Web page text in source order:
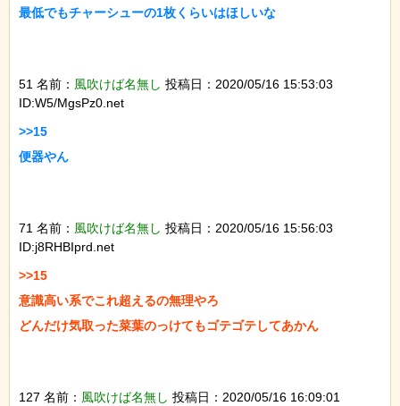
最低でもチャーシューの1枚くらいはほしいな
51 名前： 風吹けば名無し 投稿日：2020/05/16 15:53:03
ID:W5/MgsPz0.net
>>15
便器やん
71 名前： 風吹けば名無し 投稿日：2020/05/16 15:56:03
ID:j8RHBIprd.net
>>15
意識高い系でこれ超えるの無理やろ
どんだけ気取った菜葉のっけてもゴテゴテしてあかん
127 名前： 風吹けば名無し 投稿日：2020/05/16 16:09:01